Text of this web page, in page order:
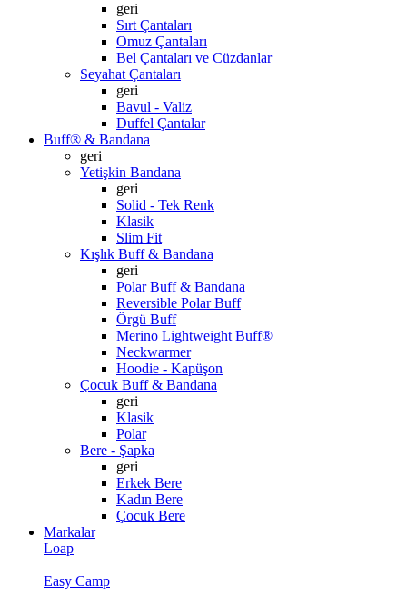
geri
Sırt Çantaları
Omuz Çantaları
Bel Çantaları ve Cüzdanlar
Seyahat Çantaları
geri
Bavul - Valiz
Duffel Çantalar
Buff® & Bandana
geri
Yetişkin Bandana
geri
Solid - Tek Renk
Klasik
Slim Fit
Kışlık Buff & Bandana
geri
Polar Buff & Bandana
Reversible Polar Buff
Örgü Buff
Merino Lightweight Buff®
Neckwarmer
Hoodie - Kapüşon
Çocuk Buff & Bandana
geri
Klasik
Polar
Bere - Şapka
geri
Erkek Bere
Kadın Bere
Çocuk Bere
Markalar
Loap
Easy Camp